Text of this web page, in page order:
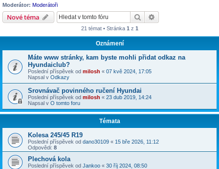
Moderátor: Moderátoři
Nové téma Hledat
21 témat • Stránka 1 z 1
Oznámení
Máte www stránky, kam byste mohli přidat odkaz na
Hyundaiclub?
Poslední příspěvek od milosh « 07 kvě 2024, 17:05
Napsal v Odkazy
Srovnávač povinného ručení Hyundai
Poslední příspěvek od milosh « 23 dub 2019, 14:24
Napsal v O tomto foru
Témata
Kolesa 245/45 R19
Poslední příspěvek od dano30109 « 15 bře 2026, 11:12
Odpovědi: 8
Plechová kola
Poslední příspěvek od Jankoo « 30 říj 2024, 08:50